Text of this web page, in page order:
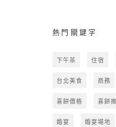
熱門關鍵字
下午茶 住宿
台北美食 商務
喜餅價格 喜餅
婚宴 婚宴場地